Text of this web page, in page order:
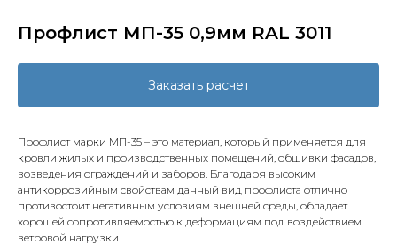
Профлист МП-35 0,9мм RAL 3011
Заказать расчет
Профлист марки МП-35 – это материал, который применяется для
кровли жилых и производственных помещений, обшивки фасадов,
возведения ограждений и заборов. Благодаря высоким
антикоррозийным свойствам данный вид профлиста отлично
противостоит негативным условиям внешней среды, обладает
хорошей сопротивляемостью к деформациям под воздействием
ветровой нагрузки.